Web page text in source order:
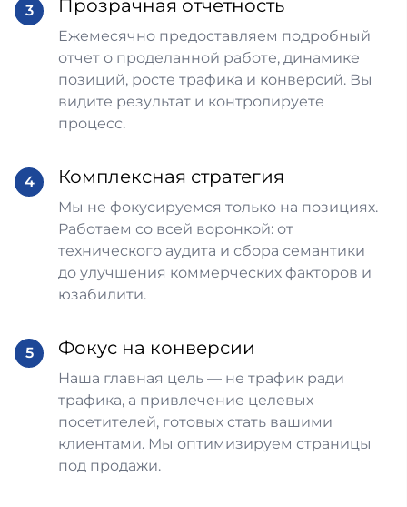
3 Прозрачная отчетность
Ежемесячно предоставляем подробный
отчет о проделанной работе, динамике
позиций, росте трафика и конверсий. Вы
видите результат и контролируете
процесс.
4 Комплексная стратегия
Мы не фокусируемся только на позициях.
Работаем со всей воронкой: от
технического аудита и сбора семантики
до улучшения коммерческих факторов и
юзабилити.
5 Фокус на конверсии
Наша главная цель — не трафик ради
трафика, а привлечение целевых
посетителей, готовых стать вашими
клиентами. Мы оптимизируем страницы
под продажи.